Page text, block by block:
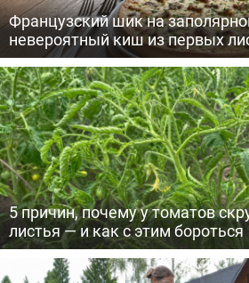
Французский шик на
невероятный киш из первых
5 причин, почему у томатов
листья — и как с этим бороться